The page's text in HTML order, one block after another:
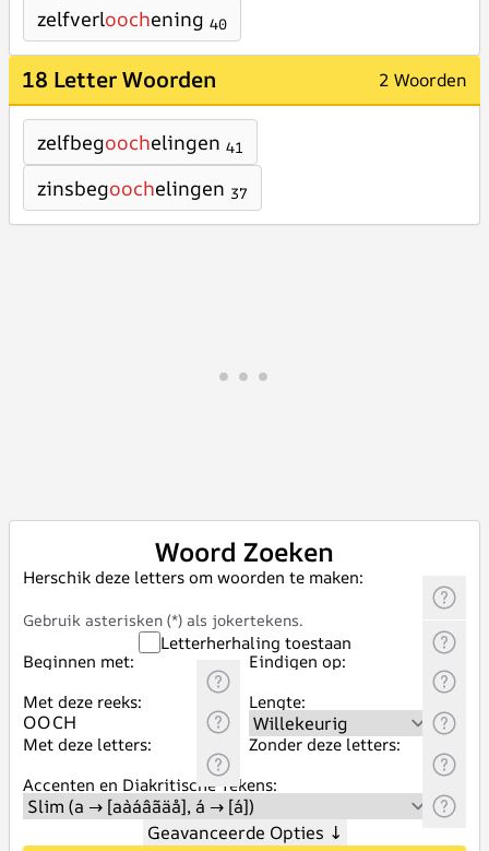
zelfverloochening 40
18 Letter Woorden 2 Woorden
zelfbegoochelingen 41
zinsbegoochelingen 37
Woord Zoeken
Herschik deze letters om woorden te maken:
Gebruik asterisken (*) als jokertekens.
Letterherhaling toestaan
Beginnen met:
Eindigen op:
Met deze reeks:
Lengte:
Met deze letters:
Zonder deze letters:
Accenten en Diakritische Tekens:
Geavanceerde Opties ↓